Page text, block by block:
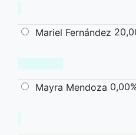
Mariel Fernández
Mayra Mendoza